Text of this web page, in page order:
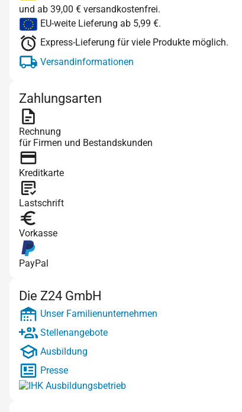
und ab 39,00 € versandkostenfrei.
EU-weite Lieferung ab 5,99 €.
Express-Lieferung für viele Produkte möglich.
Versandinformationen
Zahlungsarten
Rechnung
für Firmen und Bestandskunden
Kreditkarte
Lastschrift
Vorkasse
PayPal
Die Z24 GmbH
Unser Familienunternehmen
Stellenangebote
Ausbildung
Presse